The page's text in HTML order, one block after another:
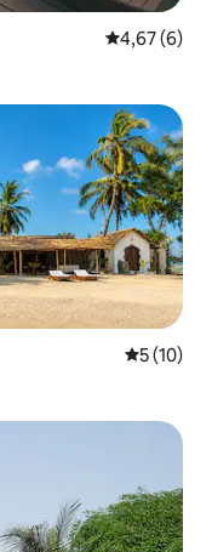
Évaluation
4,67 (6)
5 (10)